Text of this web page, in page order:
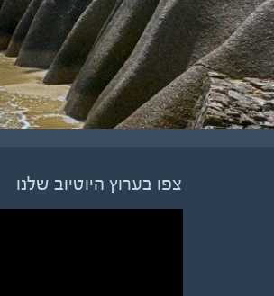
צפו בערוץ היוטיוב שלנו